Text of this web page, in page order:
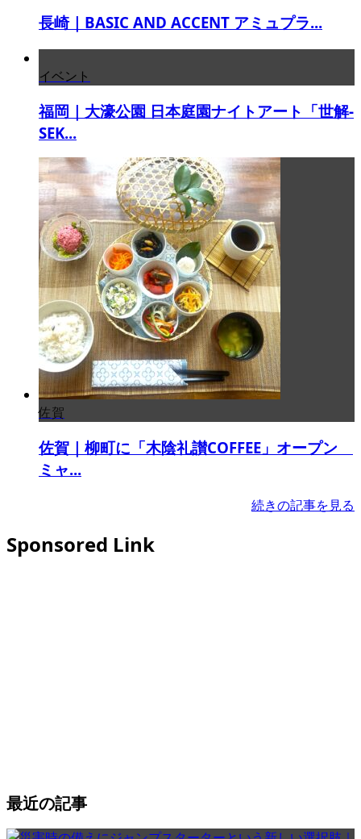
長崎｜BASIC AND ACCENT アミュプラ...
イベント
福岡｜大濠公園 日本庭園ナイトアート「世解-
SEK...
佐賀
佐賀｜柳町に「木陰礼讃COFFEE」オープン
ミャ...
続きの記事を見る
Sponsored Link
最近の記事